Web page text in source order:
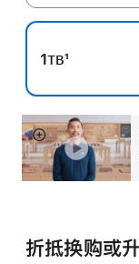
注
1TB
注
1
展
开
折抵换购或升